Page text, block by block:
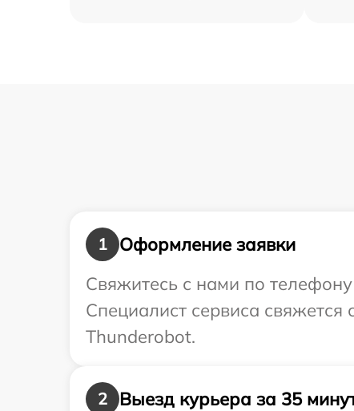
1
Оформление заявки
Свяжитесь с нами по
Специалист сервиса
Thunderobot.
2
Выезд курьера за 35